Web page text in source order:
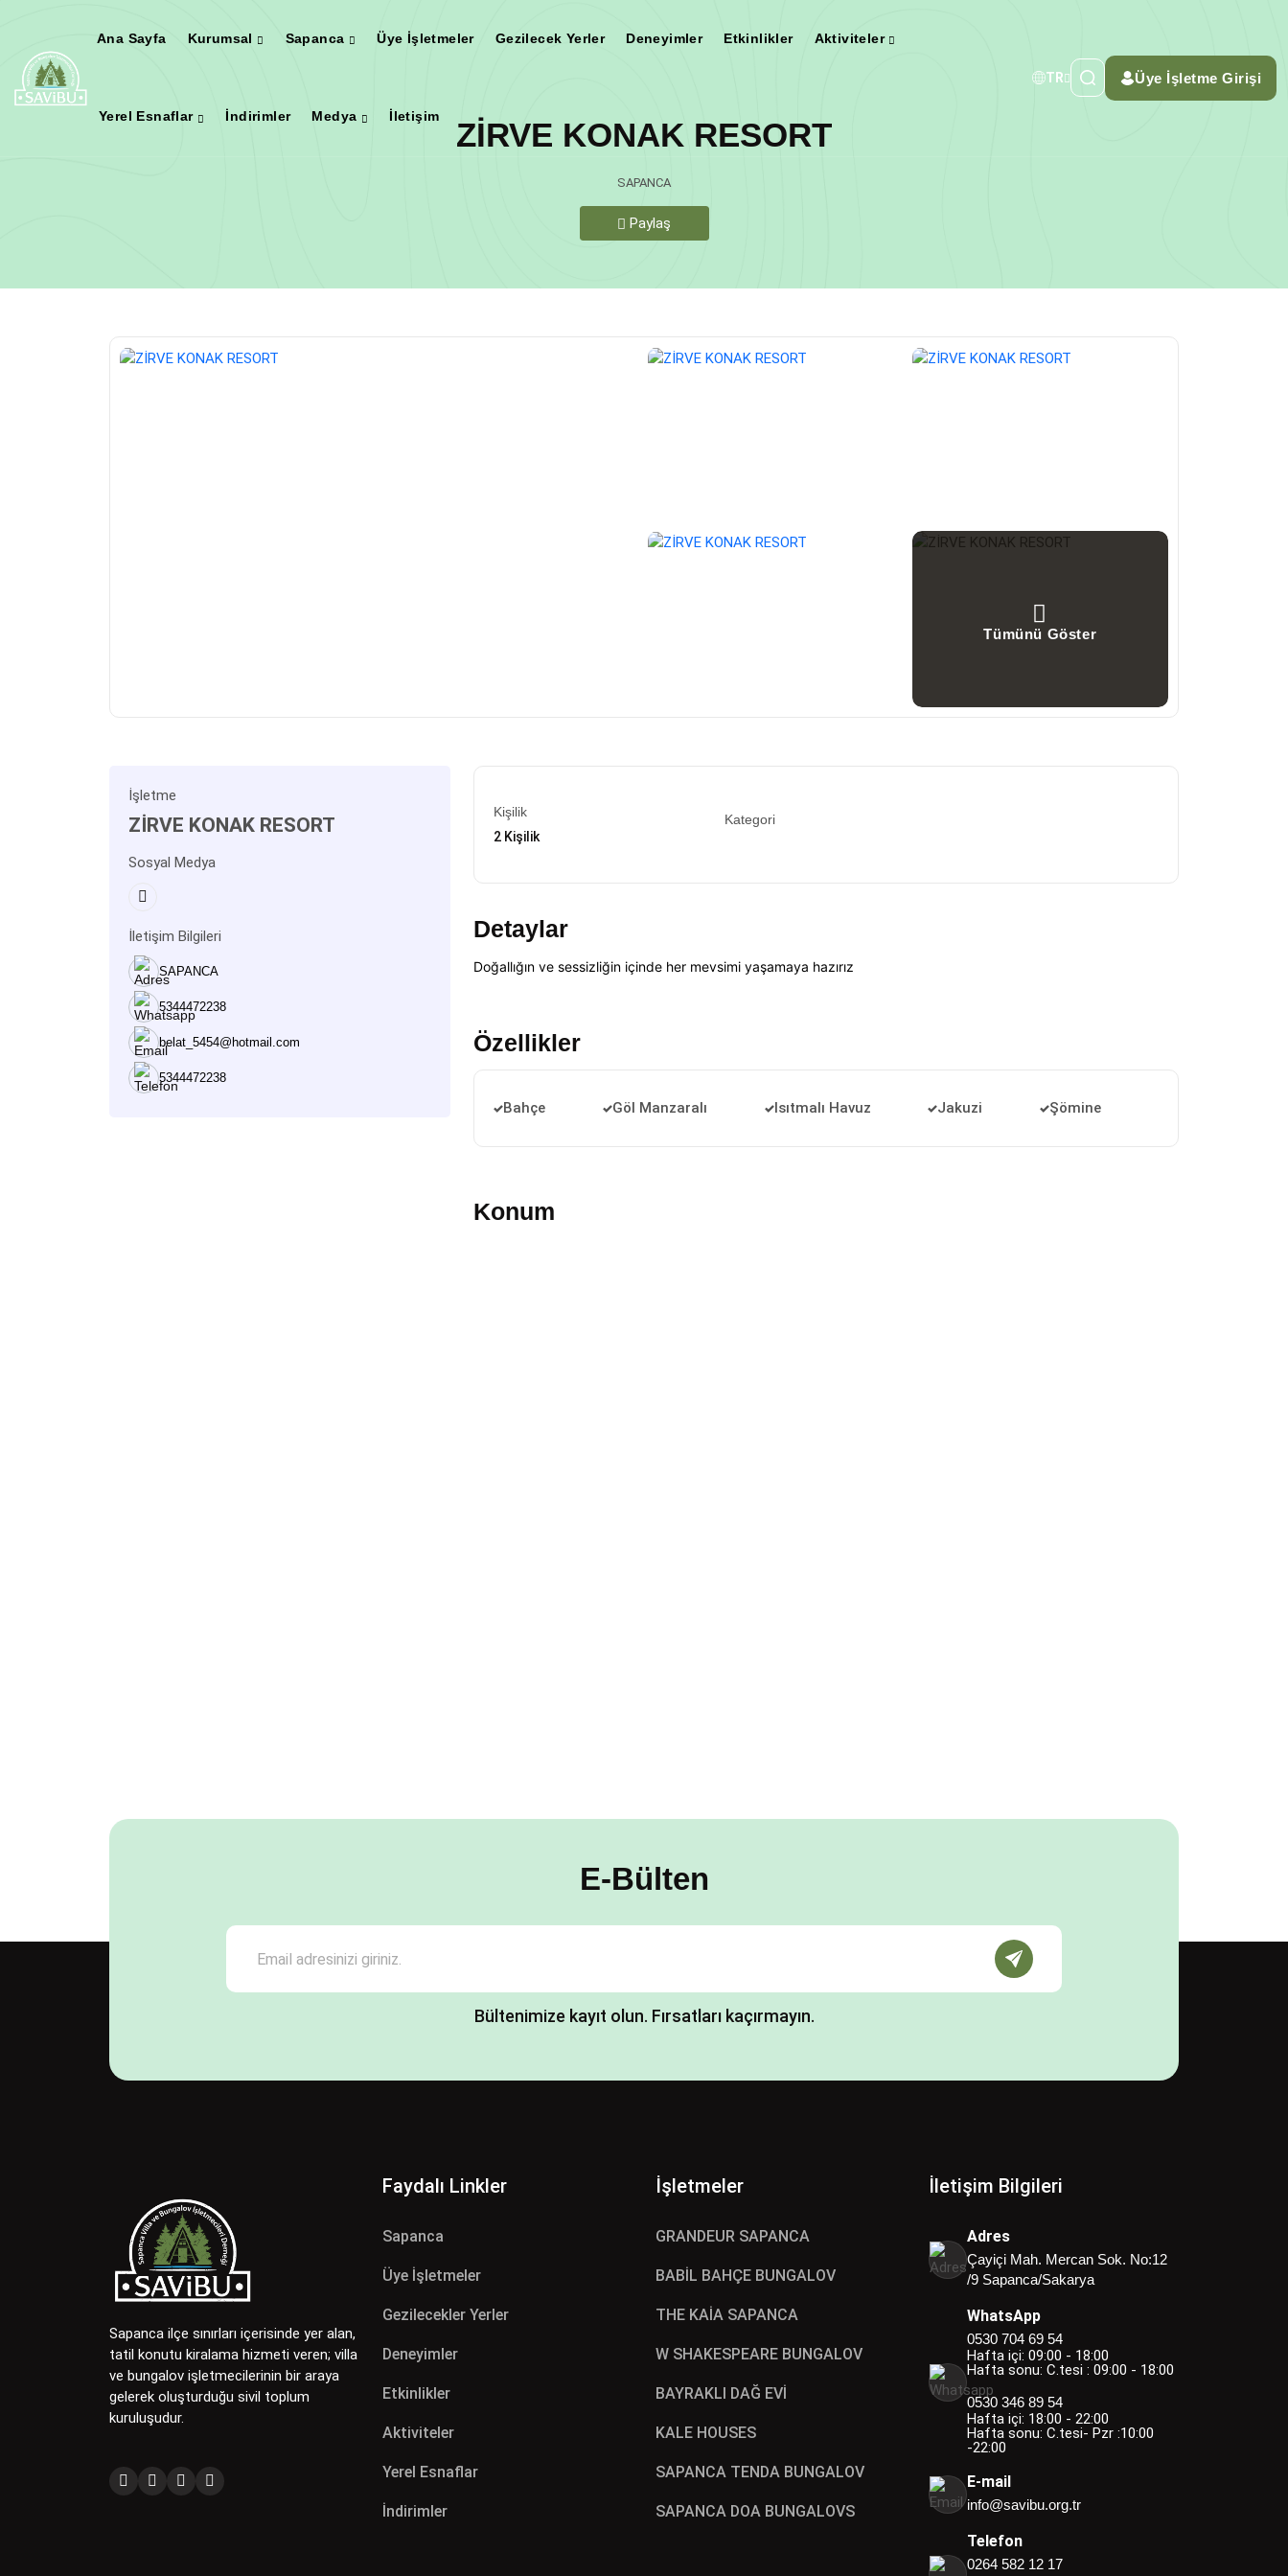
Ana Sayfa Kurumsal Sapanca Üye İşletmeler Gezilecek Yerler Deneyimler Etkinlikler Aktiviteler
Yerel Esnaflar İndirimler Medya İletişim
TR Üye İşletme Girişi
ZİRVE KONAK RESORT
SAPANCA
Paylaş
Teşekkür Ederiz
Tümünü Göster
İşletme
ZİRVE KONAK RESORT
Sosyal Medya
İletişim Bilgileri
SAPANCA
5344472238
belat_5454@hotmail.com
5344472238
Kişilik
2 Kişilik
Kategori
Detaylar
Doğallığın ve sessizliğin içinde her mevsimi yaşamaya hazırız
Özellikler
Bahçe Göl Manzaralı Isıtmalı Havuz Jakuzi Şömine
Konum
E-Bülten
Bültenimize kayıt olun. Fırsatları kaçırmayın.
Sapanca ilçe sınırları içerisinde yer alan,
tatil konutu kiralama hizmeti veren; villa
ve bungalov işletmecilerinin bir araya
gelerek oluşturduğu sivil toplum
kuruluşudur.
Faydalı Linkler
Sapanca
Üye İşletmeler
Gezilecekler Yerler
Deneyimler
Etkinlikler
Aktiviteler
Yerel Esnaflar
İndirimler
İşletmeler
GRANDEUR SAPANCA
BABİL BAHÇE BUNGALOV
THE KAİA SAPANCA
W SHAKESPEARE BUNGALOV
BAYRAKLI DAĞ EVİ
KALE HOUSES
SAPANCA TENDA BUNGALOV
SAPANCA DOA BUNGALOVS
İletişim Bilgileri
Adres
Çayiçi Mah. Mercan Sok. No:12
/9 Sapanca/Sakarya
WhatsApp
0530 704 69 54
Hafta içi: 09:00 - 18:00
Hafta sonu: C.tesi : 09:00 - 18:00
0530 346 89 54
Hafta içi: 18:00 - 22:00
Hafta sonu: C.tesi- Pzr :10:00
-22:00
E-mail
info@savibu.org.tr
Telefon
0264 582 12 17